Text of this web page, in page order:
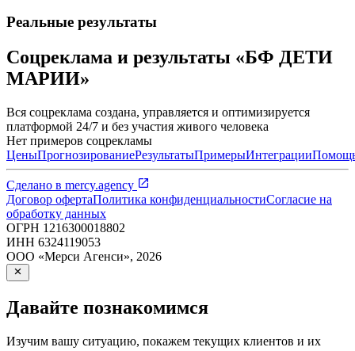
Реальные результаты
Соцреклама и результаты «БФ ДЕТИ
МАРИИ»
Вся соцреклама создана, управляется и оптимизируется
платформой 24/7 и без участия живого человека
Нет примеров соцрекламы
ЦеныПрогнозированиеРезультатыПримерыИнтеграции
Сделано в mercy.agency
Договор офертаПолитика конфиденциальностиСогласие на
обработку данных
ОГРН 1216300018802
ИНН 6324119053
ООО «Мерси Агенси», 2026
Давайте познакомимся
Изучим вашу ситуацию, покажем текущих клиентов и их